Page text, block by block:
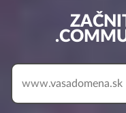
www.